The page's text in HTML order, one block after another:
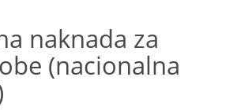
naknada za
(nacionalna